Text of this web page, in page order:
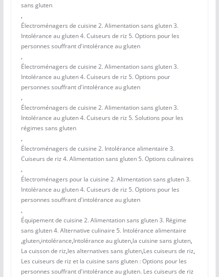
sans gluten
,
Électroménagers de cuisine 2. Alimentation sans gluten 3.
Intolérance au gluten 4. Cuiseurs de riz 5. Options pour les
personnes souffrant d'intolérance au gluten
,
Électroménagers de cuisine 2. Alimentation sans gluten 3.
Intolérance au gluten 4. Cuiseurs de riz 5. Options pour
personnes souffrant d'intolérance au gluten
,
Électroménagers de cuisine 2. Alimentation sans gluten 3.
Intolérance au gluten 4. Cuiseurs de riz 5. Solutions pour les
régimes sans gluten
,
Électroménagers de cuisine 2. Intolérance alimentaire 3.
Cuiseurs de riz 4. Alimentation sans gluten 5. Options culinaires
,
Électroménagers pour la cuisine 2. Alimentation sans gluten 3.
Intolérance au gluten 4. Cuiseurs de riz 5. Options pour les
personnes souffrant d'intolérance au gluten
,
Équipement de cuisine 2. Alimentation sans gluten 3. Régime
sans gluten 4. Alternative culinaire 5. Intolérance alimentaire
,gluten,intolérance,Intolérance au gluten,la cuisine sans gluten,
La cuisson de riz,les alternatives sans gluten,Les cuiseurs de riz,
Les cuiseurs de riz et la cuisine sans gluten : Options pour les
personnes souffrant d'intolérance au gluten. Les cuiseurs de riz